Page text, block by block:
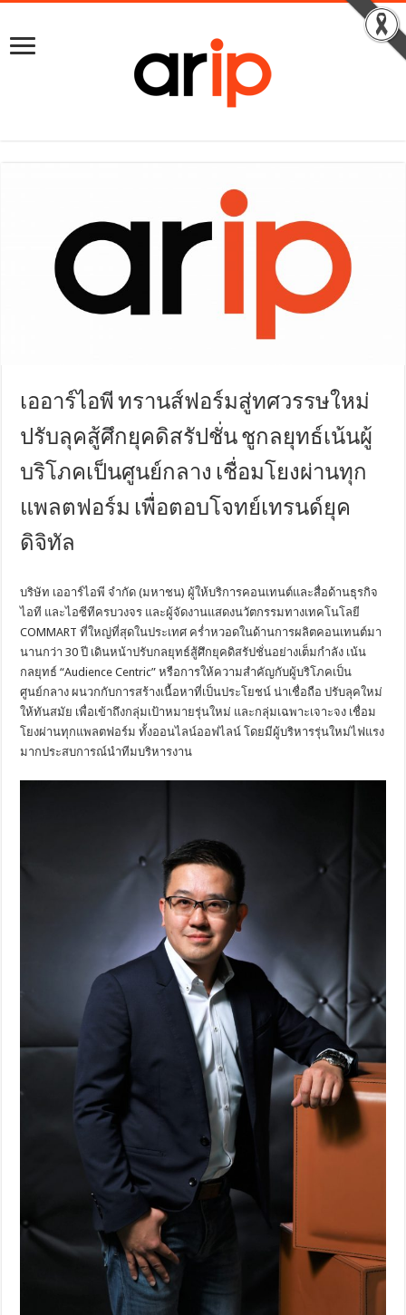
เออาร์ไอพี ทรานส์ฟอร์มสู่ทศวรรษใหม่
ปรับลุคสู้ศึกยุคดิสรัปชั่น ชูกลยุทธ์เน้นผู้
บริโภคเป็นศูนย์กลาง เชื่อมโยงผ่านทุก
แพลตฟอร์ม เพื่อตอบโจทย์เทรนด์ยุค
ดิจิทัล
บริษัท เออาร์ไอพี จำกัด (มหาชน) ผู้ให้บริการคอนเทนต์และสื่อด้านธุรกิจ
ไอที และไอซีทีครบวงจร และผู้จัดงานแสดงนวัตกรรมทางเทคโนโลยี
COMMART ที่ใหญ่ที่สุดในประเทศ คร่ำหวอดในด้านการผลิตคอนเทนต์มา
นานกว่า 30 ปี เดินหน้าปรับกลยุทธ์สู้ศึกยุคดิสรัปชั่นอย่างเต็มกำลัง เน้น
กลยุทธ์ “Audience Centric” หรือการให้ความสำคัญกับผู้บริโภคเป็น
ศูนย์กลาง ผนวกกับการสร้างเนื้อหาที่เป็นประโยชน์ น่าเชื่อถือ ปรับลุคใหม่
ให้ทันสมัย เพื่อเข้าถึงกลุ่มเป้าหมายรุ่นใหม่ และกลุ่มเฉพาะเจาะจง เชื่อม
โยงผ่านทุกแพลตฟอร์ม ทั้งออนไลน์ออฟไลน์ โดยมีผู้บริหารรุ่นใหม่ไฟแรง
มากประสบการณ์นำทีมบริหารงาน